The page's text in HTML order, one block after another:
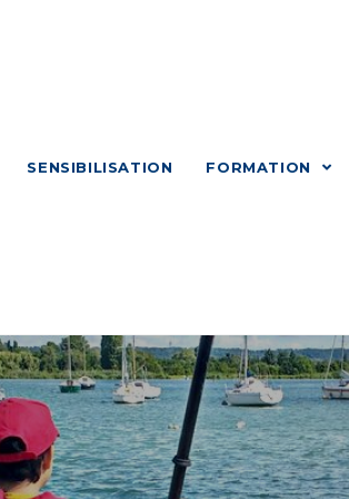
SENSIBILISATION FORMATION